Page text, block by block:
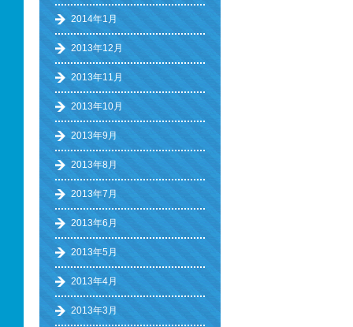
2014年1月
2013年12月
2013年11月
2013年10月
2013年9月
2013年8月
2013年7月
2013年6月
2013年5月
2013年4月
2013年3月